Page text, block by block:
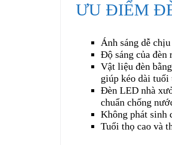
ƯU ĐIỂM
Ánh sáng dễ
Độ sáng của
Vật liệu đèn
giúp kéo dài tuổi
Đèn LED nhà
chuẩn chống
Không phát sinh
Tuổi thọ cao và